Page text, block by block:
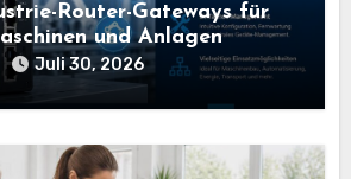
Router-Gateways für
und Anlagen
Juli 30, 2026